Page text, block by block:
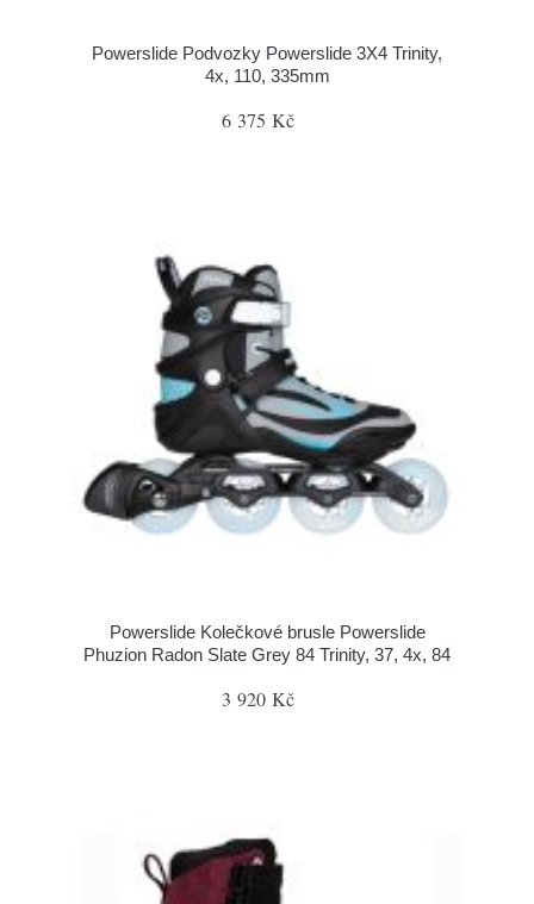
Powerslide Podvozky Powerslide 3X4 Trinity,
4x, 110, 335mm
6 375 Kč
Powerslide Kolečkové brusle Powerslide
Phuzion Radon Slate Grey 84 Trinity, 37, 4x, 84
3 920 Kč